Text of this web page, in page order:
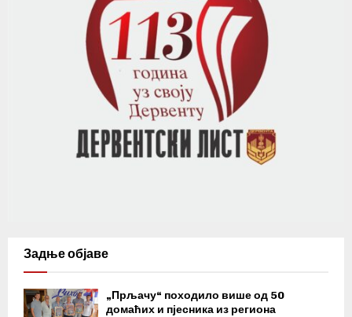
Задње објаве
„Прљачу“ походило више од 50
домаћих и пјесника из региона